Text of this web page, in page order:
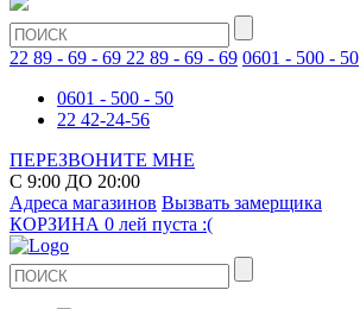
22 89 - 69 - 69 22 89 - 69 - 69 0601 - 500 - 50
0601 - 500 - 50
22 42-24-56
ПЕРЕЗВОНИТЕ МНЕ
С 9:00 ДО 20:00
Адреса магазинов Вызвать замерщика
КОРЗИНА 0 лей пуста :(